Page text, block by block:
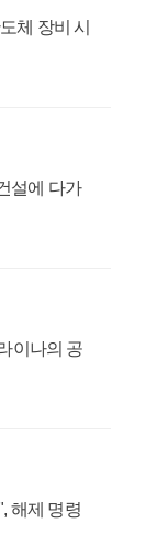
체 장비 시
설에 다가
이나의 공
해제 명령